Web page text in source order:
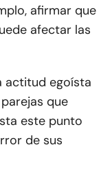
afirmar que
afectar las
actitud egoísta
que
este punto
de sus